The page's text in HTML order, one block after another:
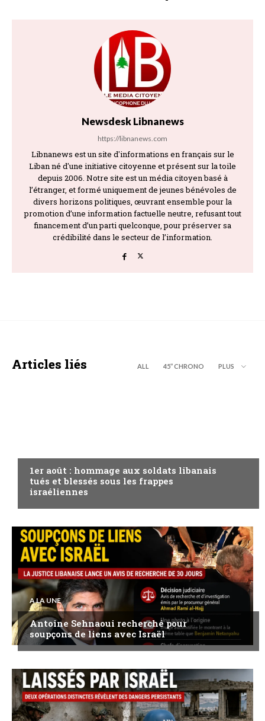
Newsdesk Libnanews
https://libnanews.com
Libnanews est un site d'informations en français sur le
Liban né d'une initiative citoyenne et présent sur la toile
depuis 2006. Notre site est un média citoyen basé à
l’étranger, et formé uniquement de jeunes bénévoles de
divers horizons politiques, œuvrant ensemble pour la
promotion d’une information factuelle neutre, refusant tout
financement d’un parti quelconque, pour préserver sa
crédibilité dans le secteur de l’information.
Articles liés ALL 45’’ CHRONO PLUS
1er août : hommage aux soldats libanais
tués et blessés sous les frappes
israéliennes
A LA UNE
Antoine Sehnaoui recherché pour
soupçons de liens avec Israël